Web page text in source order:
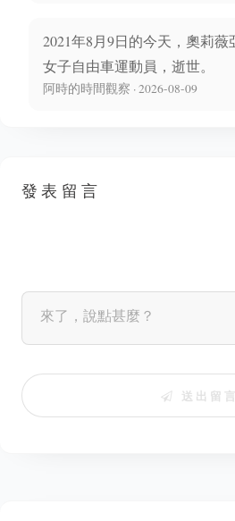
2021年8月9日的今天，奧莉薇
女子自由車運動員，逝世。
阿時的時間觀察 · 2026-08-09
發表留言
送出留言